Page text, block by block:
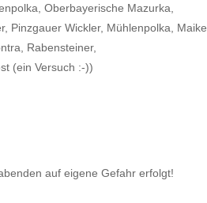
Oberbayerische Mazurka,
Pinzgauer Wickler, Mühlenpolka, Maike,
Rabensteiner,
(ein Versuch :-))
auf eigene Gefahr erfolgt!